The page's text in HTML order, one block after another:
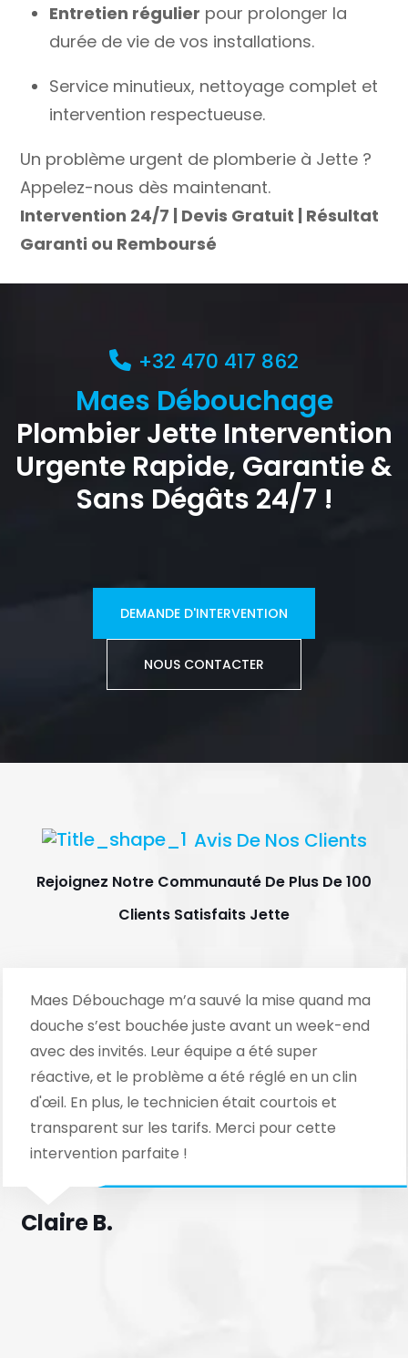
Entretien régulier pour prolonger la
durée de vie de vos installations.
Service minutieux, nettoyage complet et
intervention respectueuse.
Un problème urgent de plomberie à Jette ?
Appelez-nous dès maintenant.
Intervention 24/7 | Devis Gratuit | Résultat
Garanti ou Remboursé
+32 470 417 862
Maes Débouchage
Plombier Jette Intervention
Urgente Rapide, Garantie &
Sans Dégâts 24/7 !
DEMANDE D'INTERVENTION
NOUS CONTACTER
Avis De Nos Clients
Rejoignez Notre Communauté De Plus De 100
Clients Satisfaits Jette
Maes Débouchage m’a sauvé la mise quand ma
douche s’est bouchée juste avant un week-end
avec des invités. Leur équipe a été super
réactive, et le problème a été réglé en un clin
d'œil. En plus, le technicien était courtois et
transparent sur les tarifs. Merci pour cette
intervention parfaite !
Claire B.